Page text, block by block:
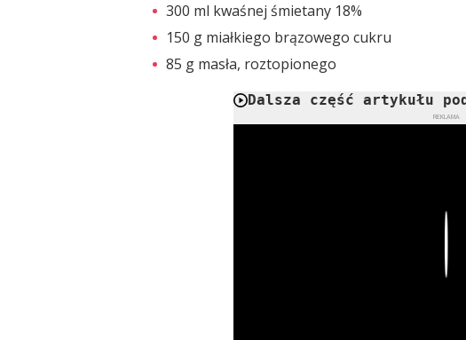
300 ml kwaśnej śmietany 18%
150 g miałkiego brązowego cukru
85 g masła, roztopionego
Dalsza część artykułu
REKLAMA